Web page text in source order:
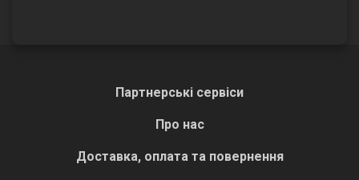
Партнерські сервіси
Про нас
Доставка, оплата та повернення